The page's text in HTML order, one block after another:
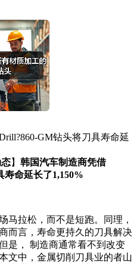
GM钻头将刀具寿命延
】 韩国汽车制造商凭借
命延长了1,150%
拉松，而不是短跑。同理，
而言，寿命更持久的刀具解决
， 制造商通常看不到改变
文中，金属切削刀具业的者山